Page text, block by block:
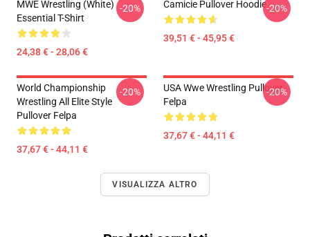
MWE Wrestling (White)
Essential T-Shirt
24,38 € - 28,06 €
-20% Camicie Pullover Hoodie
39,51 € - 45,95 €
-20%
World Championship
Wrestling All Elite Style
Pullover Felpa
37,67 € - 44,11 €
-20%
USA Wwe Wrestling Pullover
Felpa
37,67 € - 44,11 €
-20%
VISUALIZZA ALTRO